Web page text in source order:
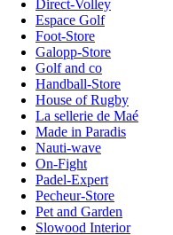
Direct-Volley
Espace Golf
Foot-Store
Galopp-Store
Golf and co
Handball-Store
House of Rugby
La sellerie de Maé
Made in Paradis
Nauti-wave
On-Fight
Padel-Expert
Pecheur-Store
Pet and Garden
Slowood Interior